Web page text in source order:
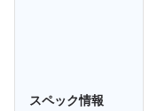
スペック情報